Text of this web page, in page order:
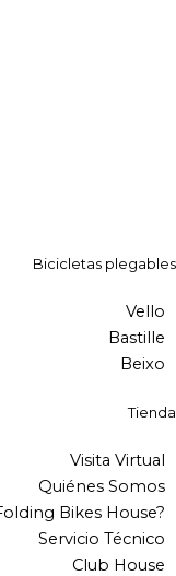
Bicicletas plegables
Vello
Bastille
Beixo
Tienda
Visita Virtual
Quiénes Somos
Bikes House?
Servicio Técnico
Club House